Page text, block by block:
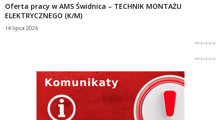
Oferta pracy w AMS Świdnica – TECHNIK MONTAŻU
ELEKTRYCZNEGO (K/M)
14 lipca 2026